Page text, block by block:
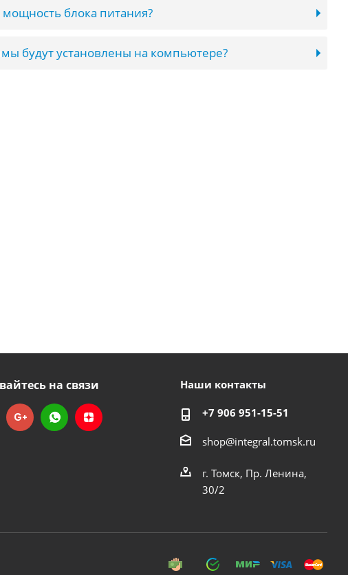
мощность блока питания?
будут установлены на компьютере?
на связи Наши контакты
+7 906 951-15-51
shop@integral.tomsk.ru
г. Томск, Пр. Ленина,
30/2